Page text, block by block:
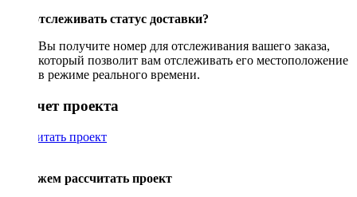
Как отслеживать статус доставки?
Вы получите номер для отслеживания вашего заказа,
который позволит вам отслеживать его местоположение
в режиме реального времени.
Рассчет проекта
Рассчитать проект
Поможем рассчитать проект